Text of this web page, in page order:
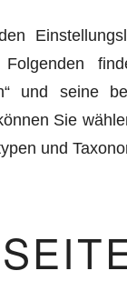
Folgenden
und seine
Sie
und